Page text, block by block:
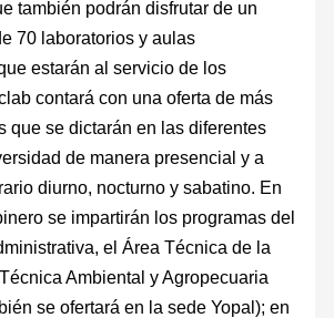
también podrán disfrutar de un
70 laboratorios y aulas
estarán al servicio de los
contará con una oferta de más
que se dictarán en las diferentes
de manera presencial y a
diurno, nocturno y sabatino. En
se impartirán los programas del
el Área Técnica de la
Ambiental y Agropecuaria
se ofertará en la sede Yopal); en